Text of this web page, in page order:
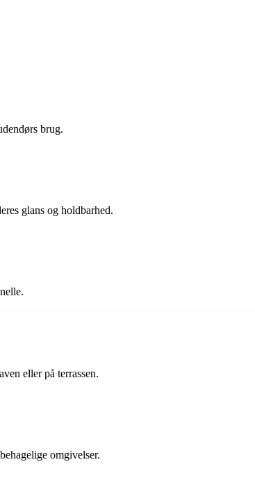
brug.
glans og holdbarhed.
eller på terrassen.
omgivelser.